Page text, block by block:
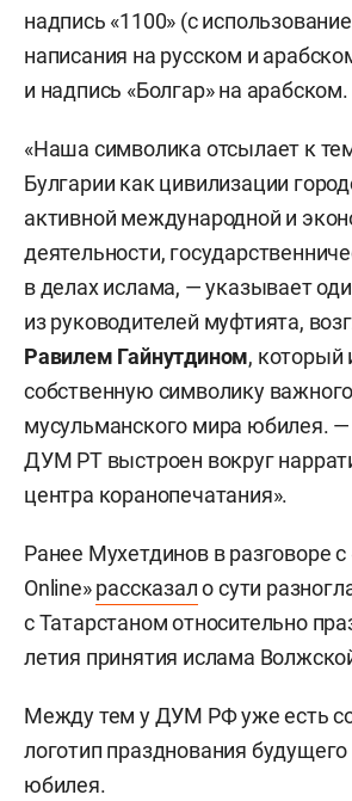
надпись «1100» (с
написания на русском и
и надпись «Болгар» на арабском.
«Наша символика отсылает к
Булгарии как цивилизации
активной международной и
деятельности,
в делах ислама, — указывает
из руководителей муфтията,
Равилем Гайнутдином, который
собственную символику
мусульманского мира юбилея.
ДУМ РТ выстроен вокруг
центра коранопечатания».
Ранее Мухетдинов в разговоре
Online»рассказало сути
с Татарстаном относительно
летия принятия ислама
Между тем у ДУМ РФ уже есть
логотип празднования
юбилея.